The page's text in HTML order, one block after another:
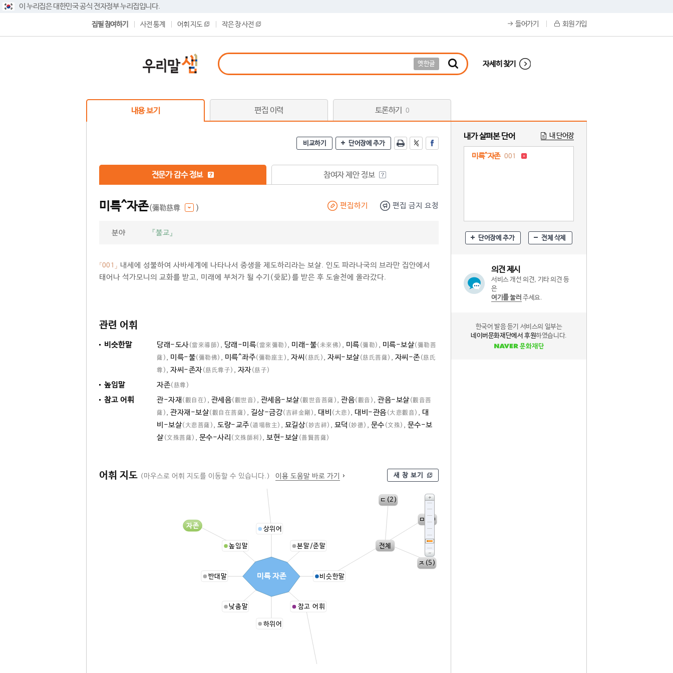
이 누리집은 대한민국 공식 전자정부 누리집입니다.
집필 참여하기 사전 통계 어휘 지도 작은 창 사전 들어가기 회원 가입
옛한글 자세히 찾기
내용 보기 편집 이력 토론하기 0
비교하기 단어장에 추가
전문가 감수 정보 참여자 제안 정보
미륵^자존(彌勒慈尊 ) 편집하기 편집 금지 요청
분야 『불교』
「001」 내세에 성불하여 사바세계에 나타나서 중생을 제도하리라는 보살. 인도 파라나국의 브라만 집안에서
태어나 석가모니의 교화를 받고, 미래에 부처가 될 수기(受記)를 받은 후 도솔천에 올라갔다.
관련 어휘
비슷한말 당래-도사(當來導師) , 당래-미륵(當來彌勒) , 미래-불(未來佛) , 미륵(彌勒) , 미륵-보살(彌勒菩
薩) , 미륵-불(彌勒佛) , 미륵^좌주(彌勒座主) , 자씨 (慈氏) , 자씨-보살(慈氏菩薩) , 자씨-존(慈氏
尊) , 자씨-존자(慈氏尊子) , 자자(慈子)
높임말 자존(慈尊)
참고 어휘 관-자재 (觀自在) , 관세음(觀世音) , 관세음-보살(觀世音菩薩) , 관음(觀音) , 관음-보살(觀音菩
薩) , 관자재-보살(觀自在菩薩) , 길상-금강(吉祥金剛) , 대비 (大悲) , 대비-관음(大悲觀音) , 대
비-보살(大悲菩薩) , 도량-교주 (道場敎主) , 묘길상(妙吉祥) , 묘덕 (妙德) , 문수 (文殊) , 문수-보
살(文殊菩薩) , 문수-사리 (文殊師利) , 보현-보살(普賢菩薩)
어휘 지도 (마우스로 어휘 지도를 이동할 수 있습니다.) 이용 도움말 바로 가기 새 창 보기
사보살
상위어
본말/준말
ㅁ(5)
ㄷ(2)
ㅈ(5)
전체
비슷한말
참고 어휘
하위어
낮춤말
반대말
자존
높임말
미륵 자존
내가 살펴본 단어 내 단어장
미륵^자존 001
단어장에 추가 전체 삭제
의견 제시
서비스 개선 의견, 기타 의견 등
은
여기를 눌러 주세요.
한국어 발음 듣기 서비스의 일부는
네이버문화재단에서 후원하였습니다.